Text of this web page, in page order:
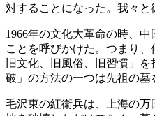
対することになった。我々と
1966年の文化大革命の時、中
ことを呼びかけた。つまり、
旧文化、旧風俗、旧習慣」
破」の方法の一つは先祖の墓
毛沢東の紅衛兵は、上海の